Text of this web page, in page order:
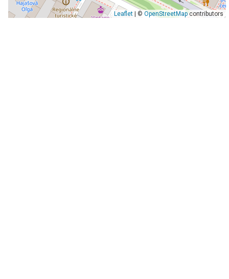
Leaflet| © OpenStreetMapcontributors